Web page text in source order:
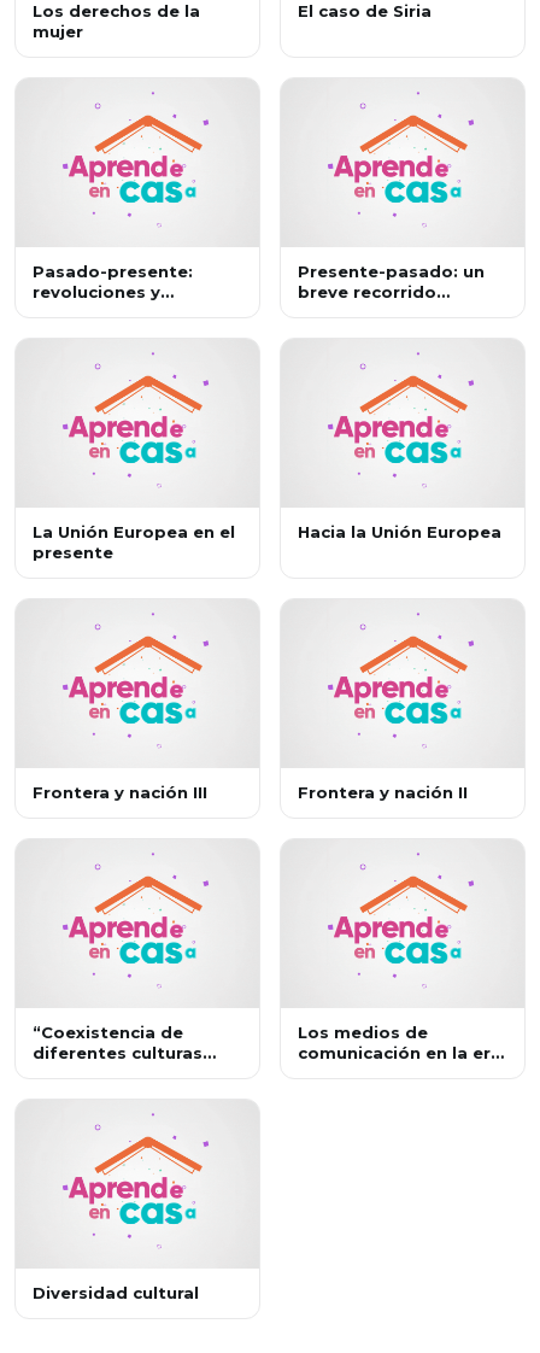
Los derechos de la
mujer
El caso de Siria
Pasado-presente:
revoluciones y
Presente-pasado: un
breve recorrido
La Unión Europea en el
presente
Hacia la Unión Europea
Frontera y nación III Frontera y nación II
“Coexistencia de
diferentes culturas
Los medios de
comunicación en la era
Diversidad cultural